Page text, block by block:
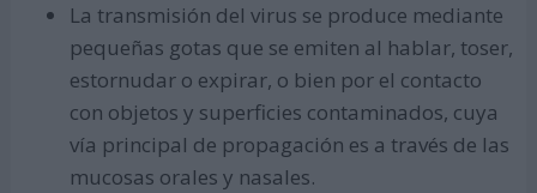
La transmisión del virus se produce mediante
pequeñas gotas que se emiten al hablar, toser,
estornudar o expirar, o bien por el contacto
con objetos y superficies contaminados, cuya
vía principal de propagación es a través de las
mucosas orales y nasales.